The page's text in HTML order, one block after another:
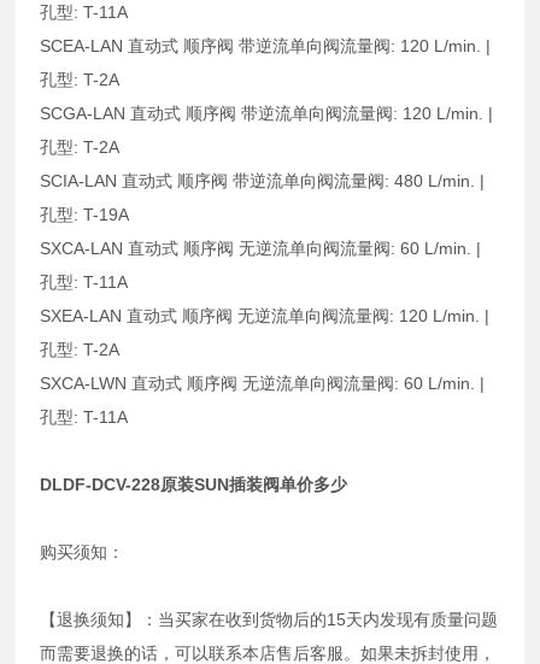
孔型: T-11A
SCEA-LAN 直动式 顺序阀 带逆流单向阀流量阀: 120 L/min. |
孔型: T-2A
SCGA-LAN 直动式 顺序阀 带逆流单向阀流量阀: 120 L/min. |
孔型: T-2A
SCIA-LAN 直动式 顺序阀 带逆流单向阀流量阀: 480 L/min. |
孔型: T-19A
SXCA-LAN 直动式 顺序阀 无逆流单向阀流量阀: 60 L/min. |
孔型: T-11A
SXEA-LAN 直动式 顺序阀 无逆流单向阀流量阀: 120 L/min. |
孔型: T-2A
SXCA-LWN 直动式 顺序阀 无逆流单向阀流量阀: 60 L/min. |
孔型: T-11A
DLDF-DCV-228原装SUN插装阀单价多少
购买须知：
【退换须知】：当买家在收到货物后的15天内发现有质量问题
而需要退换的话，可以联系本店售后客服。如果未拆封使用，